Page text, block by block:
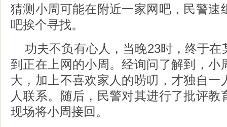
猜测小周可能在附近一家网吧，民警速
吧挨个寻找。
功夫不负有心人，当晚23时，终于
到正在上网的小周。经询问了解到，小
大，加上不喜欢家人的唠叨，才独自一
人联系。随后，民警对其进行了批评教
现场将小周接回。